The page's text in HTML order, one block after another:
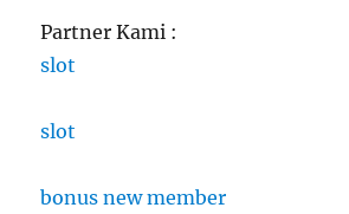
Partner Kami :
slot
slot
bonus new member